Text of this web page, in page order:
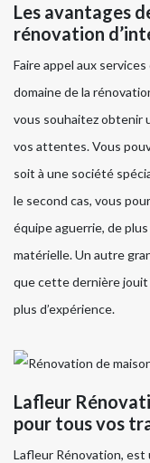
Les avantages
rénovation
Faire appel aux
domaine de la
vous souhaitez obtenir
vos attentes. Vous
soit à une société
le second cas, vous
équipe aguerrie, de
matérielle. Un autre
que cette dernière jouit
plus d’expérience.
Lafleur
pour tous vos
Lafleur Rénovation,